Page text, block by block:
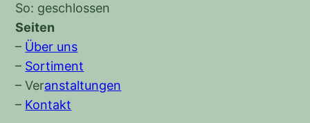
So: geschlossen
Seiten
– Über uns
– Sortiment
–Veranstaltungen
– Kontakt